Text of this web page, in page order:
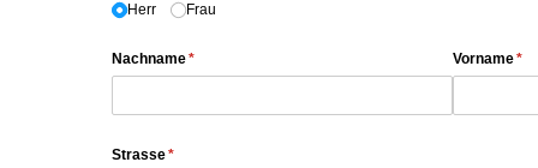
Herr
Frau
Nachname*
(erforderlich) Vorname*
Strasse*
(erforderlich)